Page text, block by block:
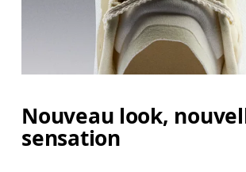
Nouveau look,
sensation